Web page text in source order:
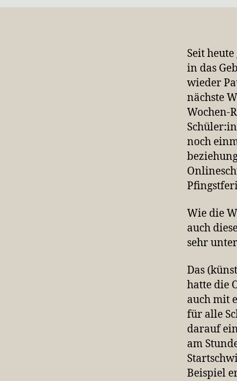
Seit
in das
wieder
nächste
Wochen-
noch
Wie die
auch
sehr
Das
hatte die
auch mit
für alle
darauf
am
Beispiel